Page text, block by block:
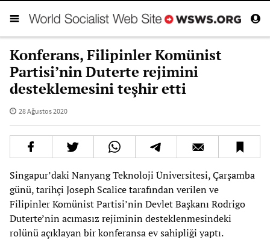
Konferans, Filipinler Komünist
Partisi’nin Duterte rejimini
desteklemesini teşhir etti
28 Ağustos 2020
Singapur’daki Nanyang Teknoloji Üniversitesi, Çarşamba
günü, tarihçi Joseph Scalice tarafından verilen ve
Filipinler Komünist Partisi’nin Devlet Başkanı Rodrigo
Duterte’nin acımasız rejiminin desteklenmesindeki
rolünü açıklayan bir konferansa ev sahipliği yaptı.